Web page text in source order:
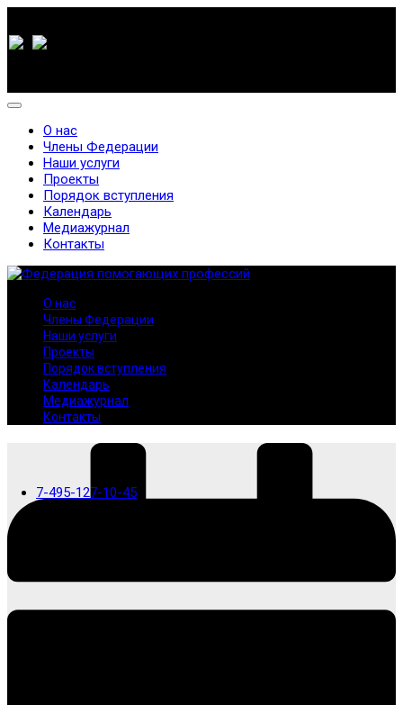
7-495-127-10-45
О нас
Члены Федерации
Наши услуги
Проекты
Порядок вступления
Календарь
Медиажурнал
Контакты
О нас
Члены Федерации
Наши услуги
Проекты
Порядок вступления
Календарь
Медиажурнал
Контакты